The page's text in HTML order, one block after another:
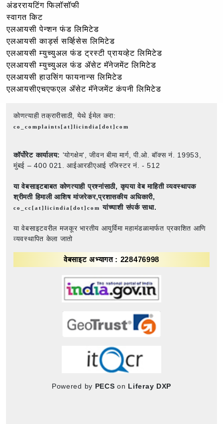
अंडररायटिंग फिलॉसॉफी
स्वागत किट
एलआयसी पेन्शन फंड लिमिटेड
एलआयसी कार्ड्स सर्व्हिसेस लिमिटेड
एलआयसी म्युच्युअल फंड ट्रस्टी प्रायव्हेट लिमिटेड
एलआयसी म्युच्युअल फंड ॲसेट मॅनेजमेंट लिमिटेड
एलआयसी हाउसिंग फायनान्स लिमिटेड
एलआयसीएचएफएल ॲसेट मॅनेजमेंट कंपनी लिमिटेड
कोणत्याही तक्रारीसाठी, येथे ईमेल करा:
co_complaints[at]licindia[dot]com
कॉर्पोरेट कार्यालय: 'योगक्षेम', जीवन बीमा मार्ग, पी.ओ. बॉक्स नं. 19953,
मुंबई – 400 021. आईआरडीएआई रजिस्टर नं. - 512
या वेबसाइटबाबत कोणत्याही प्रश्नांसाठी, कृपया वेब माहिती व्यवस्थापक
श्रीमती हिमाली आशिष मांजरेकर,प्रशासकीय अधिकारी,
co_cc[at]licindia[dot]comयांच्याशी संपर्क साधा.
या वेबसाइटवरील मजकूर भारतीय आयुर्विमा महामंडळामार्फत प्रकाशित आणि
व्यवस्थापित केला जातो
वेबसाइट अभ्यागत : 228476998
Powered by PECS on Liferay DXP